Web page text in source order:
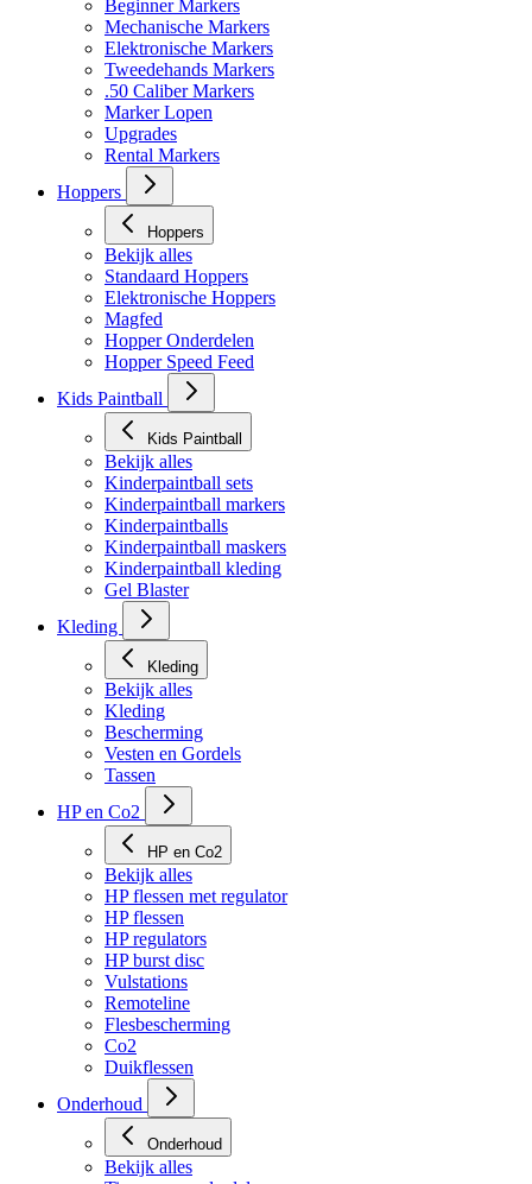
Bekijk alles
Beginner Markers
Mechanische Markers
Elektronische Markers
Tweedehands Markers
.50 Caliber Markers
Marker Lopen
Upgrades
Rental Markers
Hoppers
Hoppers
Bekijk alles
Standaard Hoppers
Elektronische Hoppers
Magfed
Hopper Onderdelen
Hopper Speed Feed
Kids Paintball
Kids Paintball
Bekijk alles
Kinderpaintball sets
Kinderpaintball markers
Kinderpaintballs
Kinderpaintball maskers
Kinderpaintball kleding
Gel Blaster
Kleding
Bekijk alles
Kleding
Bescherming
Vesten en Gordels
Tassen
HP en Co2
HP en Co2
Bekijk alles
HP flessen met regulator
HP flessen
HP regulators
HP burst disc
Vulstations
Remoteline
Flesbescherming
Co2
Duikflessen
Onderhoud
Onderhoud